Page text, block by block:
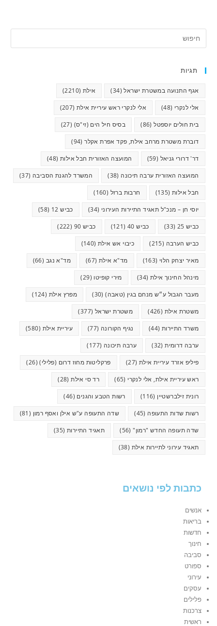
תגיות
אגף התנועה במשטרת ישראל(34) אילת (2210)
אלי לנקרי (48) אלי לנקרי ראש עיריית אילת (207)
בית חולים יוספטל(86) בסיס חיל הים (זי"ס) (27)
דוברת משטרת מרחב אילת, פקד אפרת אקלר(94)
דר' דרורי גניאל (59) המועצה האזורית חבל אילות (48)
המועצה האזורית ערבה תיכונה (38) המשרד להגנת הסביבה (37)
חבל אילות (135) חרבות ברזל (160)
יוסי חן – מנכ"ל תאגיד התיירות העירוני (34) כביש 12 (58)
כביש 25 (33) כביש 40 (121) כביש 90 (222)
כביש הערבה (215) כיבוי אש אילת (140)
מאיר יצחק הלוי (163) מד"א אילת (67) מד"א נגב (66)
מינהל החינוך אילת (34) מירי קופיטו (29)
מעבר הגבול ע״ש מנחם בגין (טאבה)(30) מפרץ אילת (124)
משטרת אילת (426) משטרת ישראל (377)
משרד התיירות (44) נגיף הקורונה (77) עיריית אילת (580)
ערבה דרומית(32) ערבה תיכונה (177)
פיליפ אזרד עיריית אילת (27) פרקליטות מחוז דרום (פלילי)(26)
ראש עיריית אילת, אלי לנקרי (65) רד סי אילת(28)
רונית זילברשטיין (116) רשות הטבע והגנים (46)
רשות שדות התעופה (45) שדה התעופה ע"ש אילן ואסף רמון (81)
שדה תעופה החדש "רמון"(56) תאגיד התיירות (35)
תאגיד עירוני לתיירות אילת (38)
כתבות לפי נושאים
אנשים
בריאות
חדשות
חינוך
סביבה
ספורט
עירוני
עסקים
פלילים
צרכנות
ראשית